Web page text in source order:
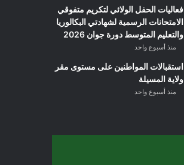
فعاليات الحفل الولائي لتكريم متفوقي
الامتحانات الرسمية لشهادتي البكالوريا
والتعليم المتوسط دورة جوان 2026
منذ أسبوع واحد
استقبالات المواطنين على مستوى مقر
ولاية المسيلة
منذ أسبوع واحد